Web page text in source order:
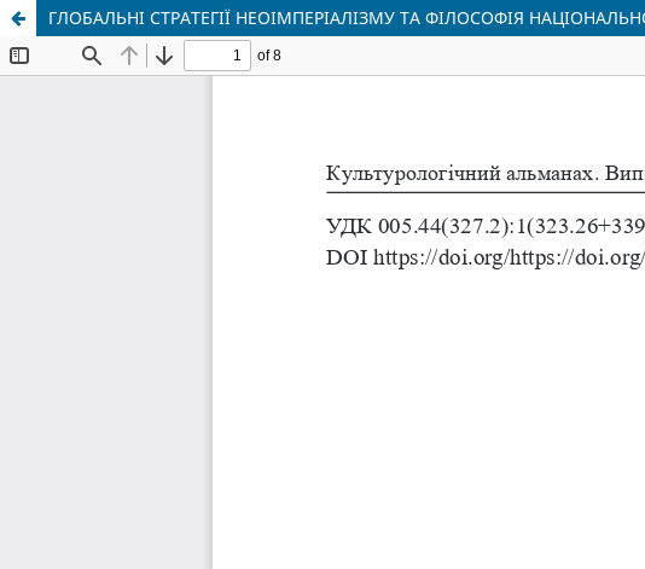
ГЛОБАЛЬНІ СТРАТЕГІЇ НЕОІМПЕРІАЛІЗМУ ТА ФІЛОСОФІЯ